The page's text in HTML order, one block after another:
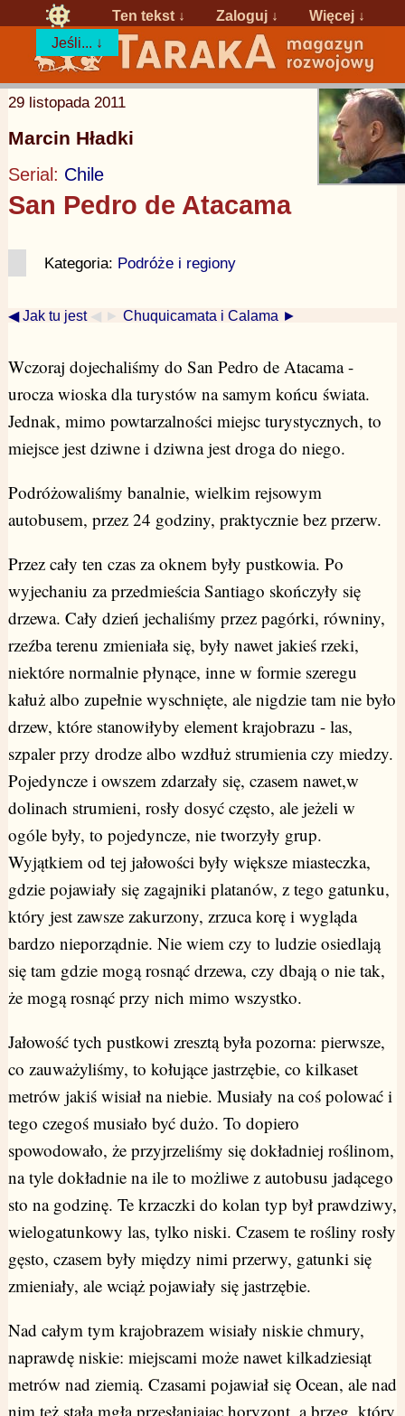
Ten tekst ↓ Zaloguj ↓
Więcej ↓
Jeśli... ↓
29 listopada 2011
Marcin Hładki
Serial: Chile
San Pedro de Atacama
Kategoria: Podróże i regiony
◀ Jak tu jest ◀ ► Chuquicamata i Calama ►
Wczoraj dojechaliśmy do San Pedro de Atacama -
urocza wioska dla turystów na samym końcu świata.
Jednak, mimo powtarzalności miejsc turystycznych, to
miejsce jest dziwne i dziwna jest droga do niego.
Podróżowaliśmy banalnie, wielkim rejsowym
autobusem, przez 24 godziny, praktycznie bez przerw.
Przez cały ten czas za oknem były pustkowia. Po
wyjechaniu za przedmieścia Santiago skończyły się
drzewa. Cały dzień jechaliśmy przez pagórki, równiny,
rzeźba terenu zmieniała się, były nawet jakieś rzeki,
niektóre normalnie płynące, inne w formie szeregu
kałuż albo zupełnie wyschnięte, ale nigdzie tam nie było
drzew, które stanowiłyby element krajobrazu - las,
szpaler przy drodze albo wzdłuż strumienia czy miedzy.
Pojedyncze i owszem zdarzały się, czasem nawet,w
dolinach strumieni, rosły dosyć często, ale jeżeli w
ogóle były, to pojedyncze, nie tworzyły grup.
Wyjątkiem od tej jałowości były większe miasteczka,
gdzie pojawiały się zagajniki platanów, z tego gatunku,
który jest zawsze zakurzony, zrzuca korę i wygląda
bardzo nieporządnie. Nie wiem czy to ludzie osiedlają
się tam gdzie mogą rosnąć drzewa, czy dbają o nie tak,
że mogą rosnąć przy nich mimo wszystko.
Jałowość tych pustkowi zresztą była pozorna: pierwsze,
co zauważyliśmy, to kołujące jastrzębie, co kilkaset
metrów jakiś wisiał na niebie. Musiały na coś polować i
tego czegoś musiało być dużo. To dopiero
spowodowało, że przyjrzeliśmy się dokładniej roślinom,
na tyle dokładnie na ile to możliwe z autobusu jadącego
sto na godzinę. Te krzaczki do kolan typ był prawdziwy,
wielogatunkowy las, tylko niski. Czasem te rośliny rosły
gęsto, czasem były między nimi przerwy, gatunki się
zmieniały, ale wciąż pojawiały się jastrzębie.
Nad całym tym krajobrazem wisiały niskie chmury,
naprawdę niskie: miejscami może nawet kilkadziesiąt
metrów nad ziemią. Czasami pojawiał się Ocean, ale nad
nim też stała mgła przesłaniając horyzont, a brzeg, który